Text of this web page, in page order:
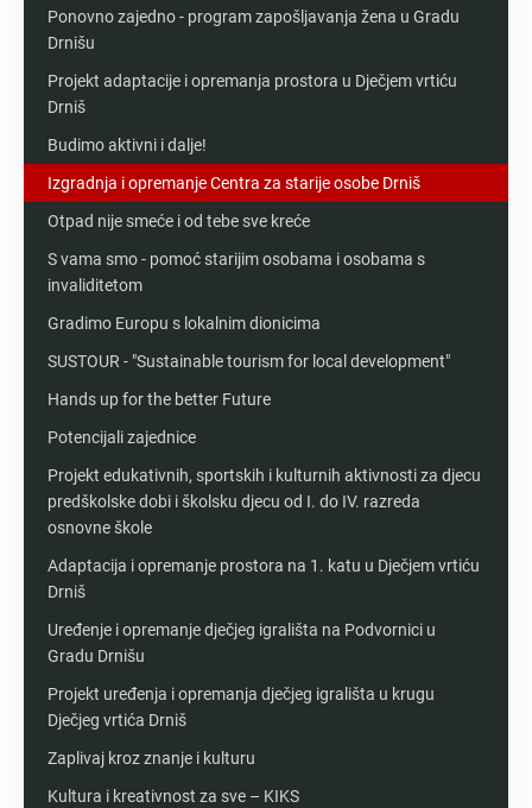
Ponovno zajedno - program zapošljavanja žena u Gradu
Drnišu
Projekt adaptacije i opremanja prostora u Dječjem vrtiću
Drniš
Budimo aktivni i dalje!
Izgradnja i opremanje Centra za starije osobe Drniš
Otpad nije smeće i od tebe sve kreće
S vama smo - pomoć starijim osobama i osobama s
invaliditetom
Gradimo Europu s lokalnim dionicima
SUSTOUR - "Sustainable tourism for local development"
Hands up for the better Future
Potencijali zajednice
Projekt edukativnih, sportskih i kulturnih aktivnosti za djecu
predškolske dobi i školsku djecu od I. do IV. razreda
osnovne škole
Adaptacija i opremanje prostora na 1. katu u Dječjem vrtiću
Drniš
Uređenje i opremanje dječjeg igrališta na Podvornici u
Gradu Drnišu
Projekt uređenja i opremanja dječjeg igrališta u krugu
Dječjeg vrtića Drniš
Zaplivaj kroz znanje i kulturu
Kultura i kreativnost za sve – KIKS